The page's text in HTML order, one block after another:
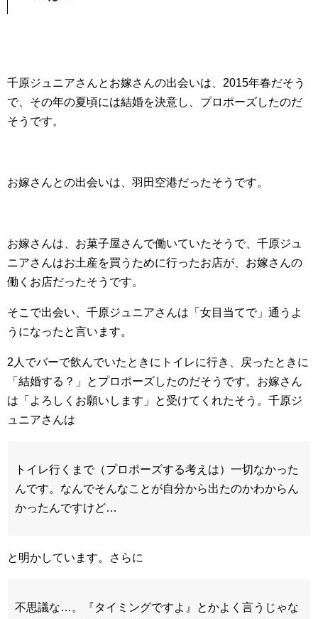
千原ジュニアさんとお嫁さんの出会いは、2015年春だそう
で、その年の夏頃には結婚を決意し、プロポーズしたのだ
そうです。
お嫁さんとの出会いは、羽田空港だったそうです。
お嫁さんは、お菓子屋さんで働いていたそうで、千原ジュ
ニアさんはお土産を買うために行ったお店が、お嫁さんの
働くお店だったそうです。
そこで出会い、千原ジュニアさんは「女目当てで」通うよ
うになったと言います。
2人でバーで飲んでいたときにトイレに行き、戻ったときに
「結婚する？」とプロポーズしたのだそうです。お嫁さん
は「よろしくお願いします」と受けてくれたそう。千原ジ
ュニアさんは
トイレ行くまで（プロポーズする考えは）一切なかった
んです。なんでそんなことが自分から出たのかわからん
かったんですけど…
と明かしています。さらに
不思議な…。『タイミングですよ』とかよく言うじゃな